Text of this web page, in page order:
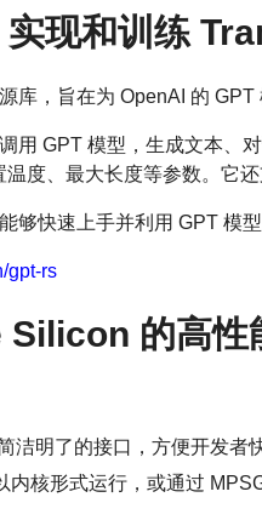
现和训练
库，旨在为 OpenAI 的 GPT
用 GPT 模型，生成文本、
度、最大长度等参数。它
够快速上手并利用 GPT 模
gpt-rs
的高性
洁明了的接口，方便开发者
内核形式运行，或通过